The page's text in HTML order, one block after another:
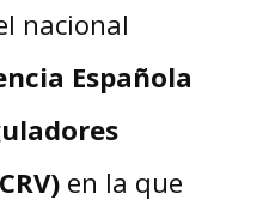
nacional
Española
en la que